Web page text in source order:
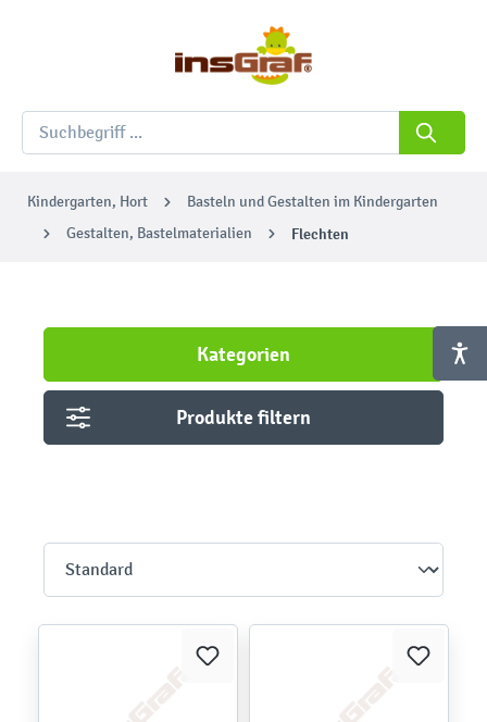
Kindergarten, Hort
Basteln und Gestalten im Kindergarten
Gestalten, Bastelmaterialien
Flechten
Kategorien
Produkte filtern